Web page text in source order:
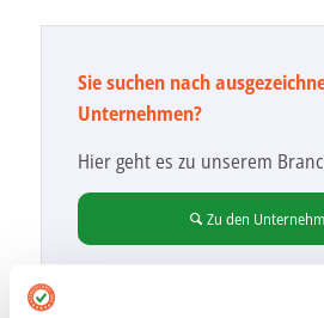
Sie suchen nach
Unternehmen?
Hier geht es zu unserem
Zu den